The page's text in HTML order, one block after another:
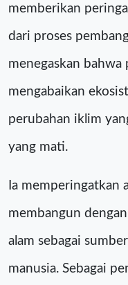
memberikan
dari proses
menegaskan bahwa
mengabaikan
perubahan iklim
yang mati.
Ia memperingatkan
membangun
alam sebagai
manusia. Sebagai